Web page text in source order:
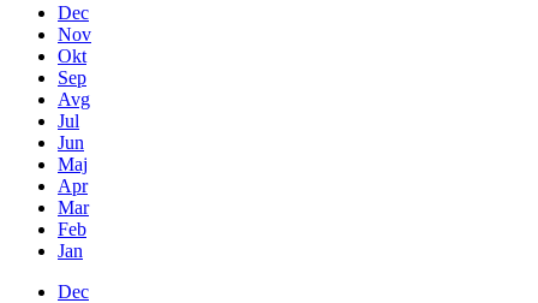
Dec
Nov
Okt
Sep
Avg
Jul
Jun
Maj
Apr
Mar
Feb
Jan
Dec